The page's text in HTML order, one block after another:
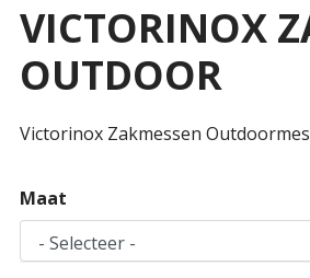
VICTORINOX
OUTDOOR
Victorinox Zakmessen
Maat